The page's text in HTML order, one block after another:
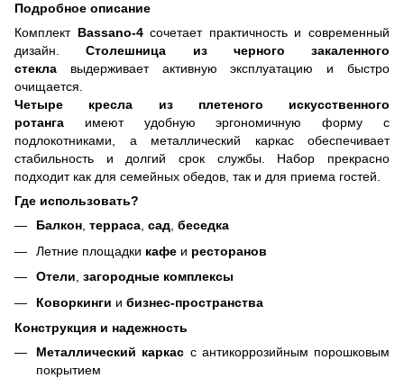
Подробное описание
Комплект Bassano-4сочетает практичность и современный
дизайн.Столешница из черного закаленного
стекла выдерживает активную эксплуатацию и быстро
очищается.
Четыре кресла из плетеного искусственного
ротанга имеют удобную эргономичную форму с
подлокотниками, а металлический каркас обеспечивает
стабильность и долгий срок службы. Набор прекрасно
подходит как для семейных обедов, так и для приема гостей.
Где использовать?
Балкон, терраса, сад, беседка
Летние площадки кафе и ресторанов
Отели загородные комплексы
Коворкинги и бизнес-пространства
Конструкция и надежность
Металлический каркас с антикоррозийным порошковым
покрытием